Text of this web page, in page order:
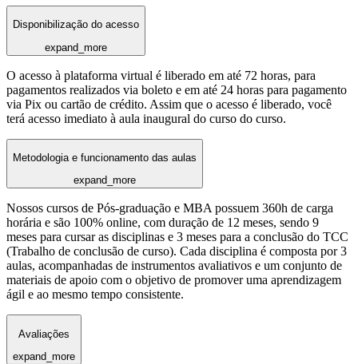
Disponibilização do acesso
expand_more
O acesso à plataforma virtual é liberado em até 72 horas, para
pagamentos realizados via boleto e em até 24 horas para pagamento
via Pix ou cartão de crédito. Assim que o acesso é liberado, você
terá acesso imediato à aula inaugural do curso do curso.
Metodologia e funcionamento das aulas
expand_more
Nossos cursos de Pós-graduação e MBA possuem 360h de carga
horária e são 100% online, com duração de 12 meses, sendo 9
meses para cursar as disciplinas e 3 meses para a conclusão do TCC
(Trabalho de conclusão de curso). Cada disciplina é composta por 3
aulas, acompanhadas de instrumentos avaliativos e um conjunto de
materiais de apoio com o objetivo de promover uma aprendizagem
ágil e ao mesmo tempo consistente.
Avaliações
expand_more